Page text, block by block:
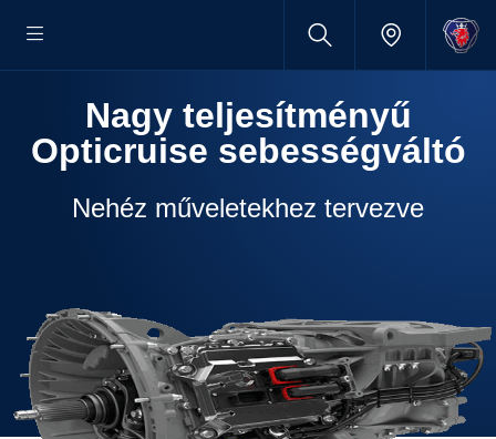
Nagy teljesítményű
Opticruise sebességváltó
Nehéz műveletekhez tervezve